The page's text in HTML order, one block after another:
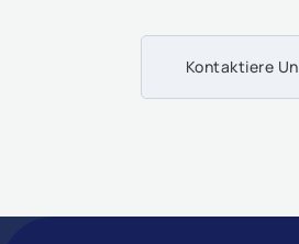
Kontaktiere